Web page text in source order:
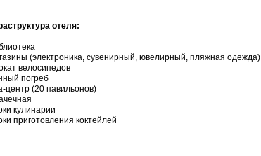
отеля:
(электроника, сувенирный, ювелирный, пляжная одежда)
велосипедов
погреб
центр (20 павильонов)
кулинарии
приготовления коктейлей